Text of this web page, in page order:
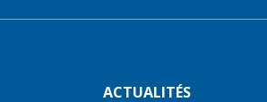
ACTUALITÉS